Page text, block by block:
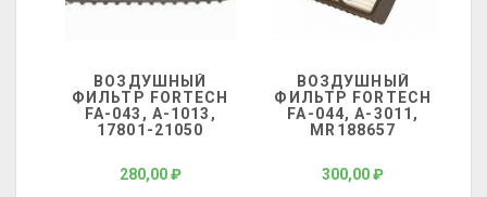
ВОЗДУШНЫЙ
ФИЛЬТР FORTECH
FA-043, A-1013,
17801-21050
280,00 ₽
ВОЗДУШНЫЙ
ФИЛЬТР FORTECH
FA-044, A-3011,
MR188657
300,00 ₽